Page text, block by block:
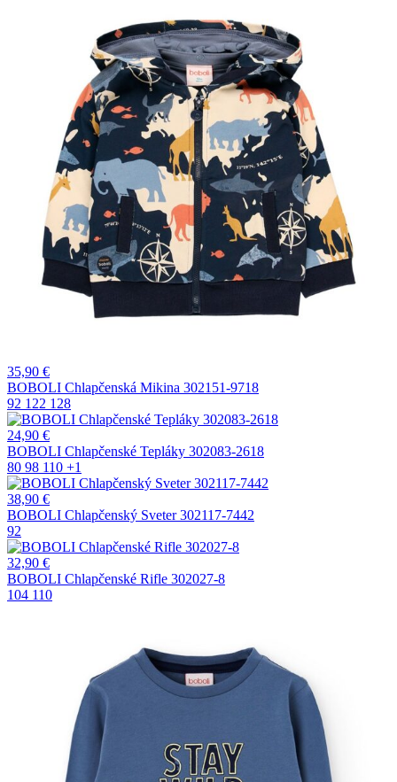
35,90 €
BOBOLI Chlapčenská Mikina 302151-9718
92 122 128
24,90 €
BOBOLI Chlapčenské Tepláky 302083-2618
80 98 110 +1
38,90 €
BOBOLI Chlapčenský Sveter 302117-7442
92
32,90 €
BOBOLI Chlapčenské Rifle 302027-8
104 110